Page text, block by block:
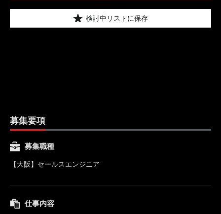
検討中リストに保存
募集要項
募集職種
【大阪】セールスエンジニア
仕事内容